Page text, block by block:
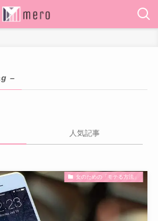
–
人気記事
女のための「モテる方法」